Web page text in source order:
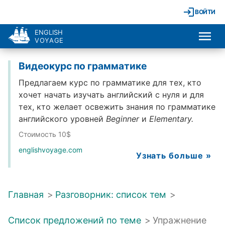
ВОЙТИ
ENGLISH
VOYAGE
Видеокурс по грамматике
Предлагаем курс по грамматике для тех, кто
хочет начать изучать английский с нуля и для
тех, кто желает освежить знания по грамматике
английского уровней Beginnerи Elementary.
Стоимость 10$
englishvoyage.com
Узнать больше »
Главная > Разговорник: список тем >
Список предложений по теме > Упражнение